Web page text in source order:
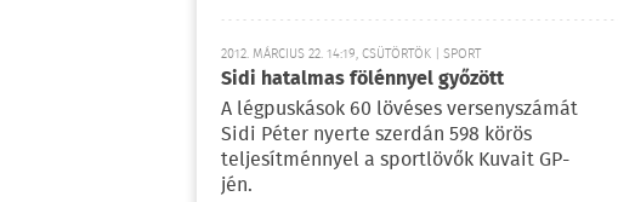
2012. MÁRCIUS 22. 14:19, CSÜTÖRTÖK | SPORT
Sidi hatalmas fölénnyel győzött
A légpuskások 60 lövéses versenyszámát
Sidi Péter nyerte szerdán 598 körös
teljesítménnyel a sportlövők Kuvait GP-
jén.